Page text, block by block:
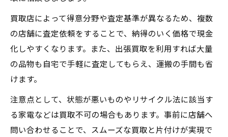
買取店によって得意分野や査定基準が異なるため、複数
の店舗に査定依頼をすることで、納得のいく価格で現金
化しやすくなります。また、出張買取を利用すれば大量
の品物も自宅で手軽に査定してもらえ、運搬の手間も省
けます。
注意点として、状態が悪いものやリサイクル法に該当す
る家電などは買取不可の場合もあります。事前に店舗へ
問い合わせることで、スムーズな買取と片付けが実現で